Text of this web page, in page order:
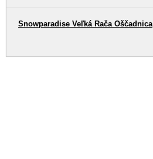
Snowparadise Veľká Rača Oščadnica